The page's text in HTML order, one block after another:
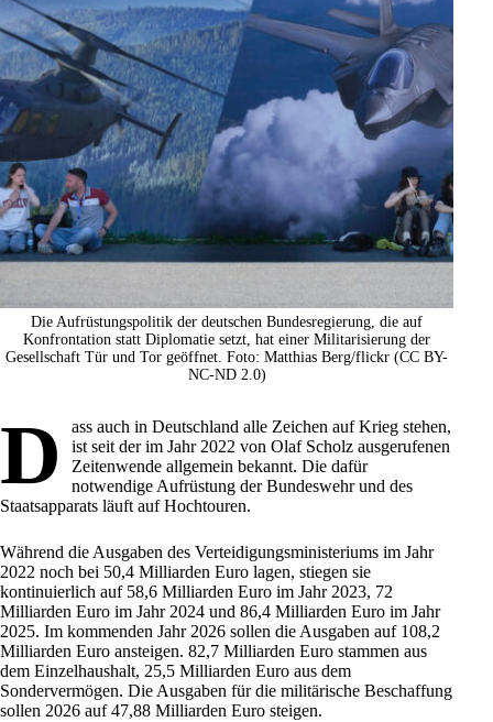
Die Aufrüstungspolitik der deutschen Bundesregierung, die auf
Konfrontation statt Diplomatie setzt, hat einer Militarisierung der
Gesellschaft Tür und Tor geöffnet. Foto: Matthias Berg/flickr (CC BY-
NC-ND 2.0)
D ass auch inDeutschland alle Zeichen auf Krieg stehen,
ist seit der im Jahr 2022 von Olaf Scholz ausgerufenen
Zeitenwende allgemein bekannt. Die dafür
notwendige Aufrüstung der Bundeswehr und des
Staatsapparats läuft auf Hochtouren.
Während die Ausgaben des Verteidigungsministeriums im Jahr
2022 noch bei 50,4 Milliarden Euro lagen, stiegen sie
kontinuierlich auf 58,6 Milliarden Euro im Jahr 2023, 72
Milliarden Euro im Jahr 2024 und 86,4 Milliarden Euro im Jahr
2025. Im kommenden Jahr 2026 sollen die Ausgaben auf 108,2
Milliarden Euro ansteigen. 82,7 Milliarden Euro stammen aus
dem Einzelhaushalt, 25,5 Milliarden Euro aus dem
Sondervermögen. Die Ausgaben für die militärische Beschaffung
sollen 2026 auf 47,88 Milliarden Euro steigen.